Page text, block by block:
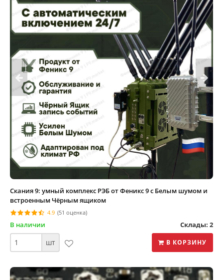
Скания 9: умный комплекс РЭБ от Феникс 9 с Белым шумом и
встроенным Чёрным ящиком
4.9 (51 оценка)
В наличии Склады: 2
шт В КОРЗИНУ